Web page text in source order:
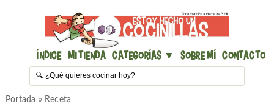
Índice Mi Tienda Categorías ▼ Sobre mí Contacto
Portada » Receta